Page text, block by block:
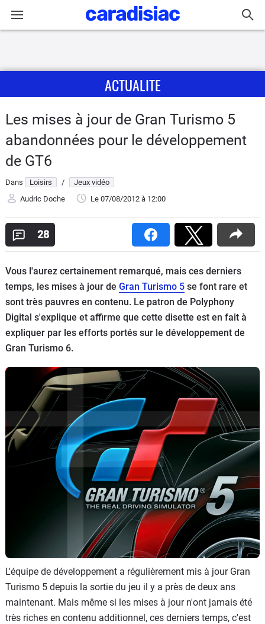
Actu
Essais
Guide
d'achat
Electriques
Utilitaires
Auto
Services
Forum
Marques
ACTUALITE
Les mises à jour de Gran Turismo 5
abandonnées pour le développement
de GT6
Dans Loisirs /
Jeux vidéo
Audric Doche
Le 07/08/2012 à 12:00
28
Vous l'aurez certainement remarqué, mais ces derniers
temps, les mises à jour de Gran Turismo 5 se font rare et
sont très pauvres en contenu. Le patron de Polyphony
Digital s'explique et affirme que cette disette est en fait à
expliquer par les efforts portés sur le développement de
Gran Turismo 6.
L'équipe de développement a régulièrement mis à jour Gran
Turismo 5 depuis la sortie du jeu il y a près de deux ans
maintenant. Mais même si les mises à jour n'ont jamais été
très riches en contenu additionnel, ces derniers temps, c'est